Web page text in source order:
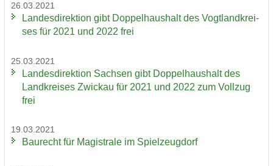
26.03.2021
Lan­des­di­rek­ti­on gibt Dop­pel­haus­halt des Vogt­land­krei­
ses für 2021 und 2022 frei
25.03.2021
Lan­des­di­rek­ti­on Sach­sen gibt Dop­pel­haus­halt des
Land­krei­ses Zwi­ckau für 2021 und 2022 zum Voll­zug
frei
19.03.2021
Bau­recht für Ma­gis­tra­le im Spiel­zeug­dorf